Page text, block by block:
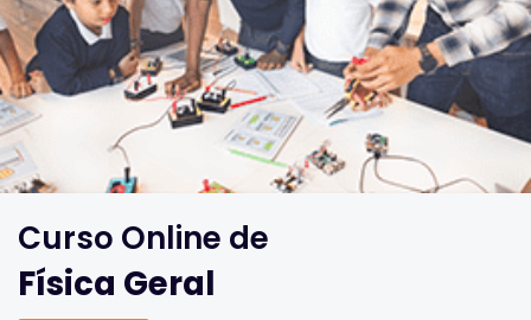
Curso Online de
Física Geral